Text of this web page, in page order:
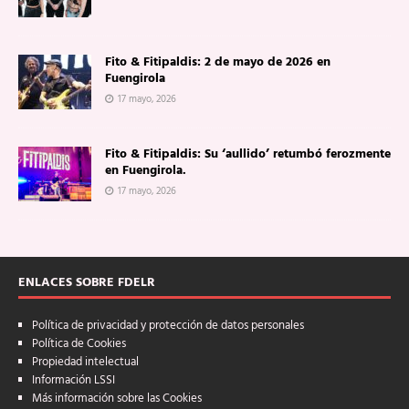
Fito & Fitipaldis: 2 de mayo de 2026 en
Fuengirola
17 mayo, 2026
Fito & Fitipaldis: Su ‘aullido’ retumbó ferozmente
en Fuengirola.
17 mayo, 2026
ENLACES SOBRE FDELR
Política de privacidad y protección de datos personales
Política de Cookies
Propiedad intelectual
Información LSSI
Más información sobre las Cookies